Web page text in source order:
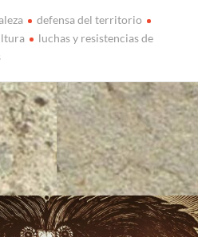
defensa del territorio
luchas y resistencias de